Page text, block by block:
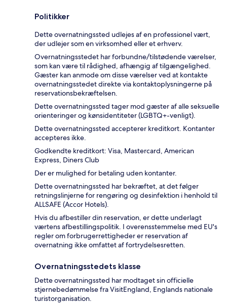
Politikker
Dette overnatningssted udlejes af en professionel vært,
der udlejer som en virksomhed eller et erhverv.
Overnatningsstedet har forbundne/tilstødende værelser,
som kan være til rådighed, afhængig af tilgængelighed.
Gæster kan anmode om disse værelser ved at kontakte
overnatningsstedet direkte via kontaktoplysningerne på
reservationsbekræftelsen.
Dette overnatningssted tager mod gæster af alle seksuelle
orienteringer og kønsidentiteter (LGBTQ+-venligt).
Dette overnatningssted accepterer kreditkort. Kontanter
accepteres ikke.
Godkendte kreditkort: Visa, Mastercard, American
Express, Diners Club
Der er mulighed for betaling uden kontanter.
Dette overnatningssted har bekræftet, at det følger
retningslinjerne for rengøring og desinfektion i henhold til
ALLSAFE (Accor Hotels).
Hvis du afbestiller din reservation, er dette underlagt
værtens afbestillingspolitik. I overensstemmelse med EU's
regler om forbrugerrettigheder er reservation af
overnatning ikke omfattet af fortrydelsesretten.
Overnatningsstedets klasse
Dette overnatningssted har modtaget sin officielle
stjernebedømmelse fra VisitEngland, Englands nationale
turistorganisation.